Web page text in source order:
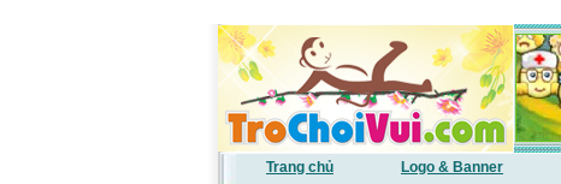
Trang chủ Logo & Banner